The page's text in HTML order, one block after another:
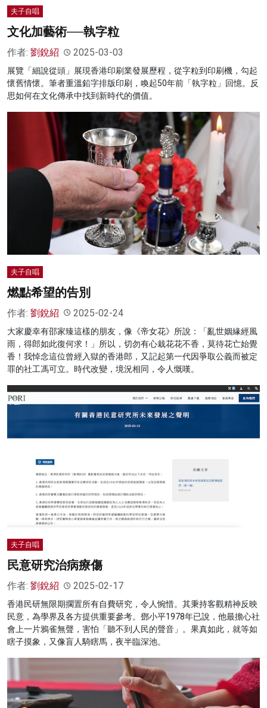
夫子自唱
文化加藝術──執字粒
作者: 劉銳紹 2025-03-03
展覽「細說從頭」展現香港印刷業發展歷程，從字粒到印刷機，勾起
懷舊情懷。筆者重溫鉛字排版印刷，喚起50年前「執字粒」回憶。反
思如何在文化傳承中找到新時代的價值。
夫子自唱
燃點希望的告別
作者: 劉銳紹 2025-02-24
大家慶幸有邵家臻這樣的朋友，像《帝女花》所說：「亂世姻緣經風
雨，得郎如此復何求！」所以，切勿有心栽花花不香，莫待花亡始覺
香！我悼念這位曾經入獄的香港郎，又記起第一代因爭取公義而被定
罪的社工馮可立。時代改變，境況相同，令人慨嘆。
夫子自唱
民意研究治病療傷
作者: 劉銳紹 2025-02-17
香港民研無限期擱置所有自費研究，令人惋惜。其秉持客觀精神反映
民意，為學界及各方提供重要參考。鄧小平1978年已說，他最擔心社
會上一片鴉雀無聲，害怕「聽不到人民的聲音」。果真如此，就等如
瞎子摸象，又像盲人騎瞎馬，夜半臨深池。